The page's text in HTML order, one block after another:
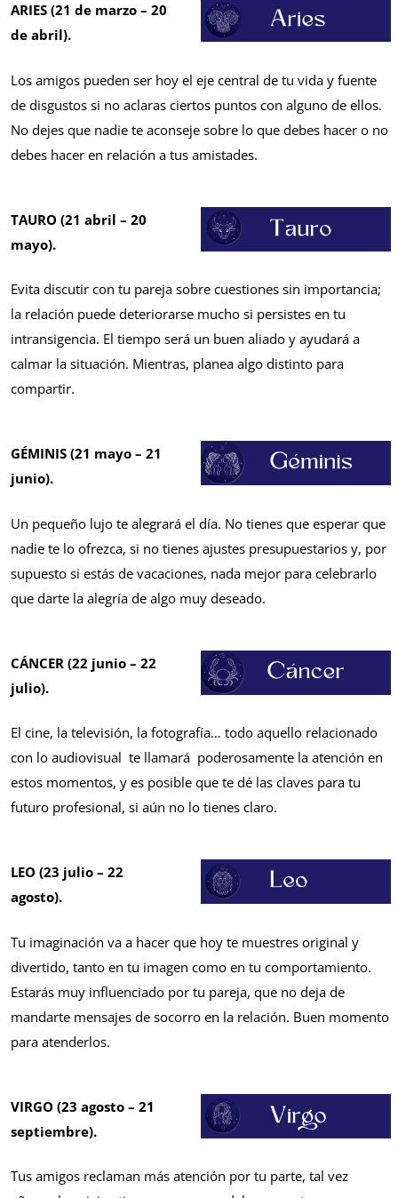
ARIES (21 de marzo – 20
de abril).
Los amigos pueden ser hoy el eje central de tu vida y fuente
de disgustos si no aclaras ciertos puntos con alguno de ellos.
No dejes que nadie te aconseje sobre lo que debes hacer o no
debes hacer en relación a tus amistades.
TAURO (21 abril – 20
mayo).
Evita discutir con tu pareja sobre cuestiones sin importancia;
la relación puede deteriorarse mucho si persistes en tu
intransigencia. El tiempo será un buen aliado y ayudará a
calmar la situación. Mientras, planea algo distinto para
compartir.
GÉMINIS (21 mayo – 21
junio).
Un pequeño lujo te alegrará el día. No tienes que esperar que
nadie te lo ofrezca, si no tienes ajustes presupuestarios y, por
supuesto si estás de vacaciones, nada mejor para celebrarlo
que darte la alegría de algo muy deseado.
CÁNCER (22 junio – 22
julio).
El cine, la televisión, la fotografía… todo aquello relacionado
con lo audiovisual te llamará poderosamente la atención en
estos momentos, y es posible que te dé las claves para tu
futuro profesional, si aún no lo tienes claro.
LEO (23 julio – 22
agosto).
Tu imaginación va a hacer que hoy te muestres original y
divertido, tanto en tu imagen como en tu comportamiento.
Estarás muy influenciado por tu pareja, que no deja de
mandarte mensajes de socorro en la relación. Buen momento
para atenderlos.
VIRGO (23 agosto – 21
septiembre).
Tus amigos reclaman más atención por tu parte, tal vez